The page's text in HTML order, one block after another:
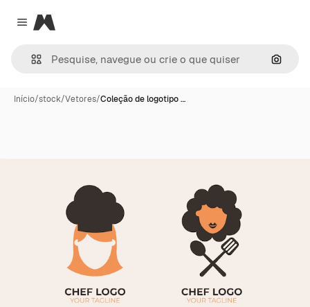
Close menu
Magnific
Início/stock/Vetores/Coleção de logotipo …